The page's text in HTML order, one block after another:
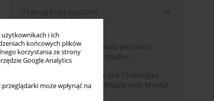
i ich
końcowych plików
korzystania ze strony
Google Analytics
może wpłynąć na
Najczęściej czytane
Auto-enrolment in voluntary pensions:
Comparative OECD case studies
Bibliometric Insights into the Challenges
and Needs of Homeless People with Mental